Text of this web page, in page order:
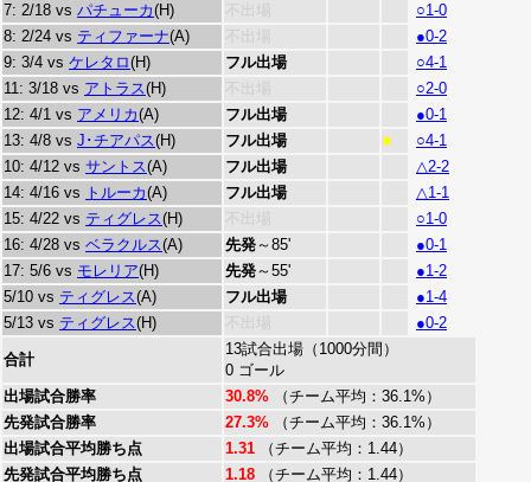
7: 2/18 vs パチューカ(H) 不出場
○1-0
8: 2/24 vs ティファーナ(A) 不出場
●0-2
9: 3/4 vs ケレタロ(H) フル出場
○4-1
11: 3/18 vs アトラス(H) 不出場
○2-0
12: 4/1 vs アメリカ(A) フル出場
●0-1
13: 4/8 vs J･チアパス(H) フル出場 ■
○4-1
10: 4/12 vs サントス(A) フル出場
△2-2
14: 4/16 vs トルーカ(A) フル出場
△1-1
15: 4/22 vs ティグレス(H) 不出場
○1-0
16: 4/28 vs ベラクルス(A) 先発～85'
●0-1
17: 5/6 vs モレリア(H) 先発～55'
●1-2
5/10 vs ティグレス(A) フル出場
●1-4
5/13 vs ティグレス(H) 不出場 ●0-2
合計
13試合出場（1000分間）
0 ゴール
出場試合勝率
30.8% （チーム平均：36.1%）
先発試合勝率
27.3% （チーム平均：36.1%）
出場試合平均勝ち点
1.31 （チーム平均：1.44）
先発試合平均勝ち点
1.18 （チーム平均：1.44）